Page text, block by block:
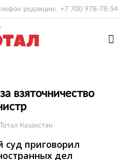
редакции: +7 700 978-78-54
взяточничество
Казахстан
суд приговорил
дел